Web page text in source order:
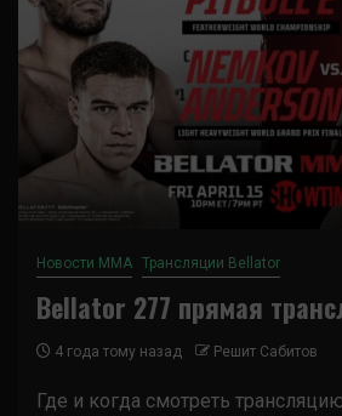
Новости ММА Трансляции Bellator
Bellator 277 прямая
4 года тому назад Решит Сабитов
Где и когда смотреть